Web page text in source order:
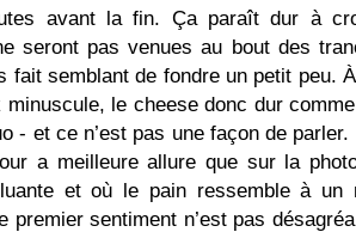
avant la fin. Ça paraît dur à
seront pas venues au bout des
fait semblant de fondre un petit peu.
minuscule, le cheese donc dur
- et ce n’est pas une façon de
a meilleure allure que sur la
et où le pain ressemble à un
premier sentiment n’est pas